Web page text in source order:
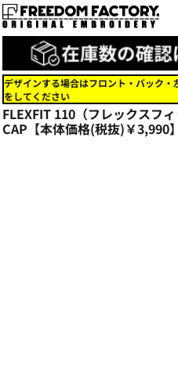
デザインする場合はフロント・バック
をしてください
FLEXFIT 110（フレックスフ
CAP【本体価格(税抜)￥3,990】